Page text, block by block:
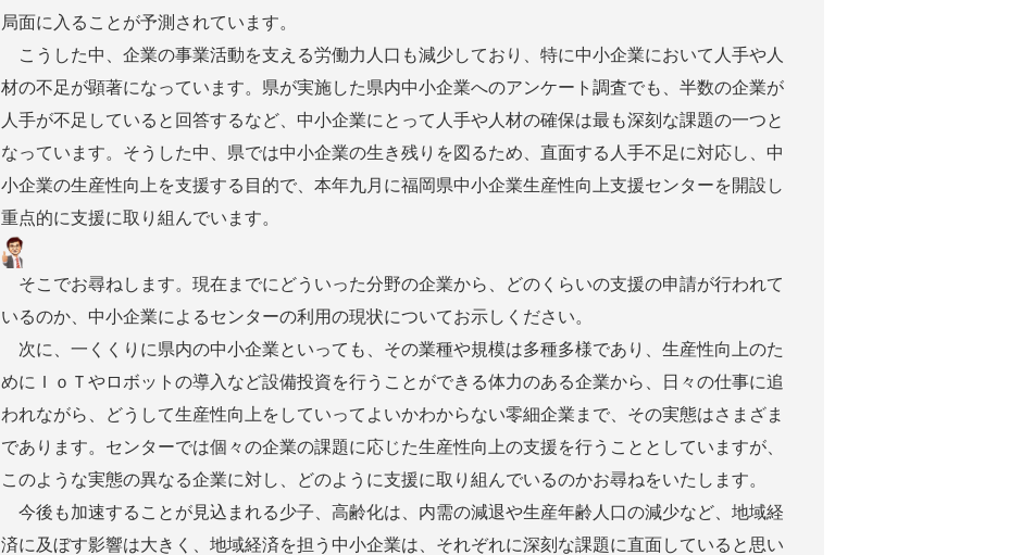
局面に入ることが予測されています。
こうした中、企業の事業活動を支える労働力人口も減少しており、特に中小企業において人手や人
材の不足が顕著になっています。県が実施した県内中小企業へのアンケート調査でも、半数の企業が
人手が不足していると回答するなど、中小企業にとって人手や人材の確保は最も深刻な課題の一つと
なっています。そうした中、県では中小企業の生き残りを図るため、直面する人手不足に対応し、中
小企業の生産性向上を支援する目的で、本年九月に福岡県中小企業生産性向上支援センターを開設し
重点的に支援に取り組んでいます。
そこでお尋ねします。現在までにどういった分野の企業から、どのくらいの支援の申請が行われて
いるのか、中小企業によるセンターの利用の現状についてお示しください。
次に、一くくりに県内の中小企業といっても、その業種や規模は多種多様であり、生産性向上のた
めにＩｏＴやロボットの導入など設備投資を行うことができる体力のある企業から、日々の仕事に追
われながら、どうして生産性向上をしていってよいかわからない零細企業まで、その実態はさまざま
であります。センターでは個々の企業の課題に応じた生産性向上の支援を行うこととしていますが、
このような実態の異なる企業に対し、どのように支援に取り組んでいるのかお尋ねをいたします。
今後も加速することが見込まれる少子、高齢化は、内需の減退や生産年齢人口の減少など、地域経
済に及ぼす影響は大きく、地域経済を担う中小企業は、それぞれに深刻な課題に直面していると思い